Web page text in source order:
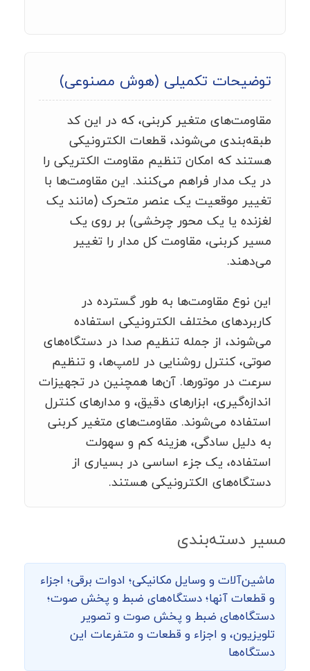
توضیحات تکمیلی (هوش مصنوعی)
مقاومت‌های متغیر کربنی، که در این کد
طبقه‌بندی می‌شوند، قطعات الکترونیکی
هستند که امکان تنظیم مقاومت الکتریکی را
در یک مدار فراهم می‌کنند. این مقاومت‌ها با
تغییر موقعیت یک عنصر متحرک (مانند یک
لغزنده یا یک محور چرخشی) بر روی یک
مسیر کربنی، مقاومت کل مدار را تغییر
می‌دهند.
این نوع مقاومت‌ها به طور گسترده در
کاربردهای مختلف الکترونیکی استفاده
می‌شوند، از جمله تنظیم صدا در دستگاه‌های
صوتی، کنترل روشنایی در لامپ‌ها، و تنظیم
سرعت در موتورها. آن‌ها همچنین در تجهیزات
اندازه‌گیری، ابزارهای دقیق، و مدارهای کنترل
استفاده می‌شوند. مقاومت‌های متغیر کربنی
به دلیل سادگی، هزینه کم و سهولت
استفاده، یک جزء اساسی در بسیاری از
دستگاه‌های الکترونیکی هستند.
مسیر دسته‌بندی
ماشین‌‌آلات و وسایل مکانیکی؛ ادوات برقی؛ اجزاء
و قطعات آنها؛ دستگاه‌های ضبط و پخش صوت؛
دستگاه‌های ضبط و پخش صوت و تصویر
تلویزیون، و اجزاء و قطعات و متفرعات این
دستگاه‌ها